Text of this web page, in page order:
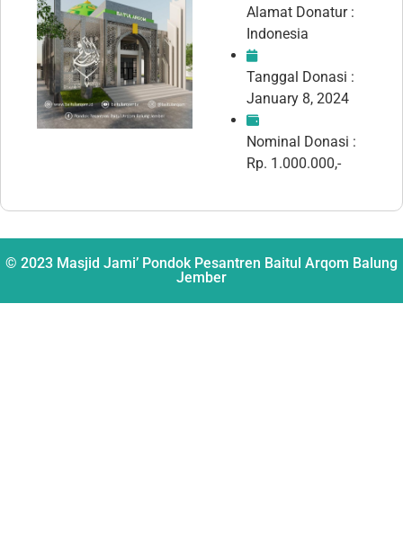
Alamat Donatur :
Indonesia
Tanggal Donasi :
January 8, 2024
Nominal Donasi :
Rp. 1.000.000,-
© 2023 Masjid Jami’ Pondok Pesantren Baitul Arqom Balung
Jember